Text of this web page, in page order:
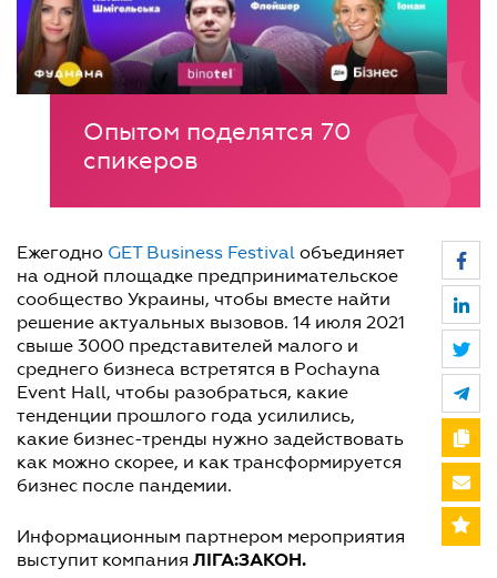
Опытом поделятся 70
спикеров
Ежегодно GET Business Festival объединяет
на одной площадке предпринимательское
сообщество Украины, чтобы вместе найти
решение актуальных вызовов. 14 июля 2021
свыше 3000 представителей малого и
среднего бизнеса встретятся в Pochayna
Event Hall, чтобы разобраться, какие
тенденции прошлого года усилились,
какие бизнес-тренды нужно задействовать
как можно скорее, и как трансформируется
бизнес после пандемии.
Информационным партнером мероприятия
выступит компания ЛІГА:ЗАКОН.